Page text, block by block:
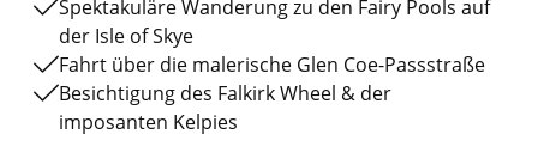
Spektakuläre Wanderung zu den Fairy Pools auf
der Isle of Skye
Fahrt über die malerische Glen Coe-Passstraße
Besichtigung des Falkirk Wheel & der
imposanten Kelpies